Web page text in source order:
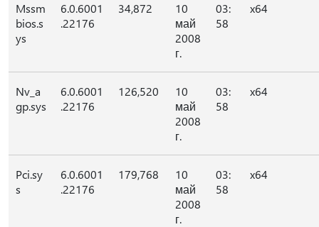
Mssm
bios.s
ys
6.0.6001
.22176
34,872
10
май
2008
г.
03:
58
x64
Nv_a
gp.sys
6.0.6001
.22176
126,520
10
май
2008
г.
03:
58
x64
Pci.sy
s
6.0.6001
.22176
179,768
10
май
2008
г.
03:
58
x64